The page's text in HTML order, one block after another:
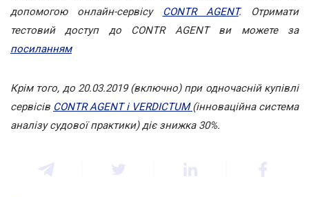
допомогою онлайн-сервісу CONTR AGENT. Отримати
тестовий доступ до СONTR AGENT ви можете за
посиланням
Крім того, до 20.03.2019 (включно) при одночасній купівлі
сервісів CONTR AGENT і VERDICTUM(інноваційна система
аналізу судової практики) діє знижка 30%.